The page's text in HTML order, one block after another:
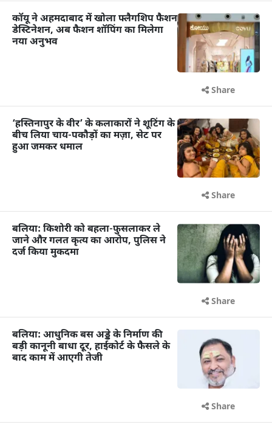
कॉयू ने अहमदाबाद में खोला फ्लैगशिप फैशन
डेस्टिनेशन, अब फैशन शॉपिंग का मिलेगा
नया अनुभव
Share
‘हस्तिनापुर के वीर’ के कलाकारों ने शूटिंग के
बीच लिया चाय-पकौड़ों का मज़ा, सेट पर
हुआ जमकर धमाल
Share
बलिया: किशोरी को बहला-फुसलाकर ले
जाने और गलत कृत्य का आरोप, पुलिस ने
दर्ज किया मुकदमा
Share
बलिया: आधुनिक बस अड्डे के निर्माण की
बड़ी कानूनी बाधा दूर, हाईकोर्ट के फैसले के
बाद काम में आएगी तेजी
Share